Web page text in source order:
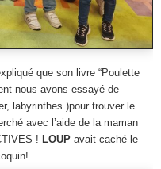
que son livre “Poulette
nous avons essayé de
labyrinthes )pour trouver le
avec l’aide de la maman
! LOUP avait caché le